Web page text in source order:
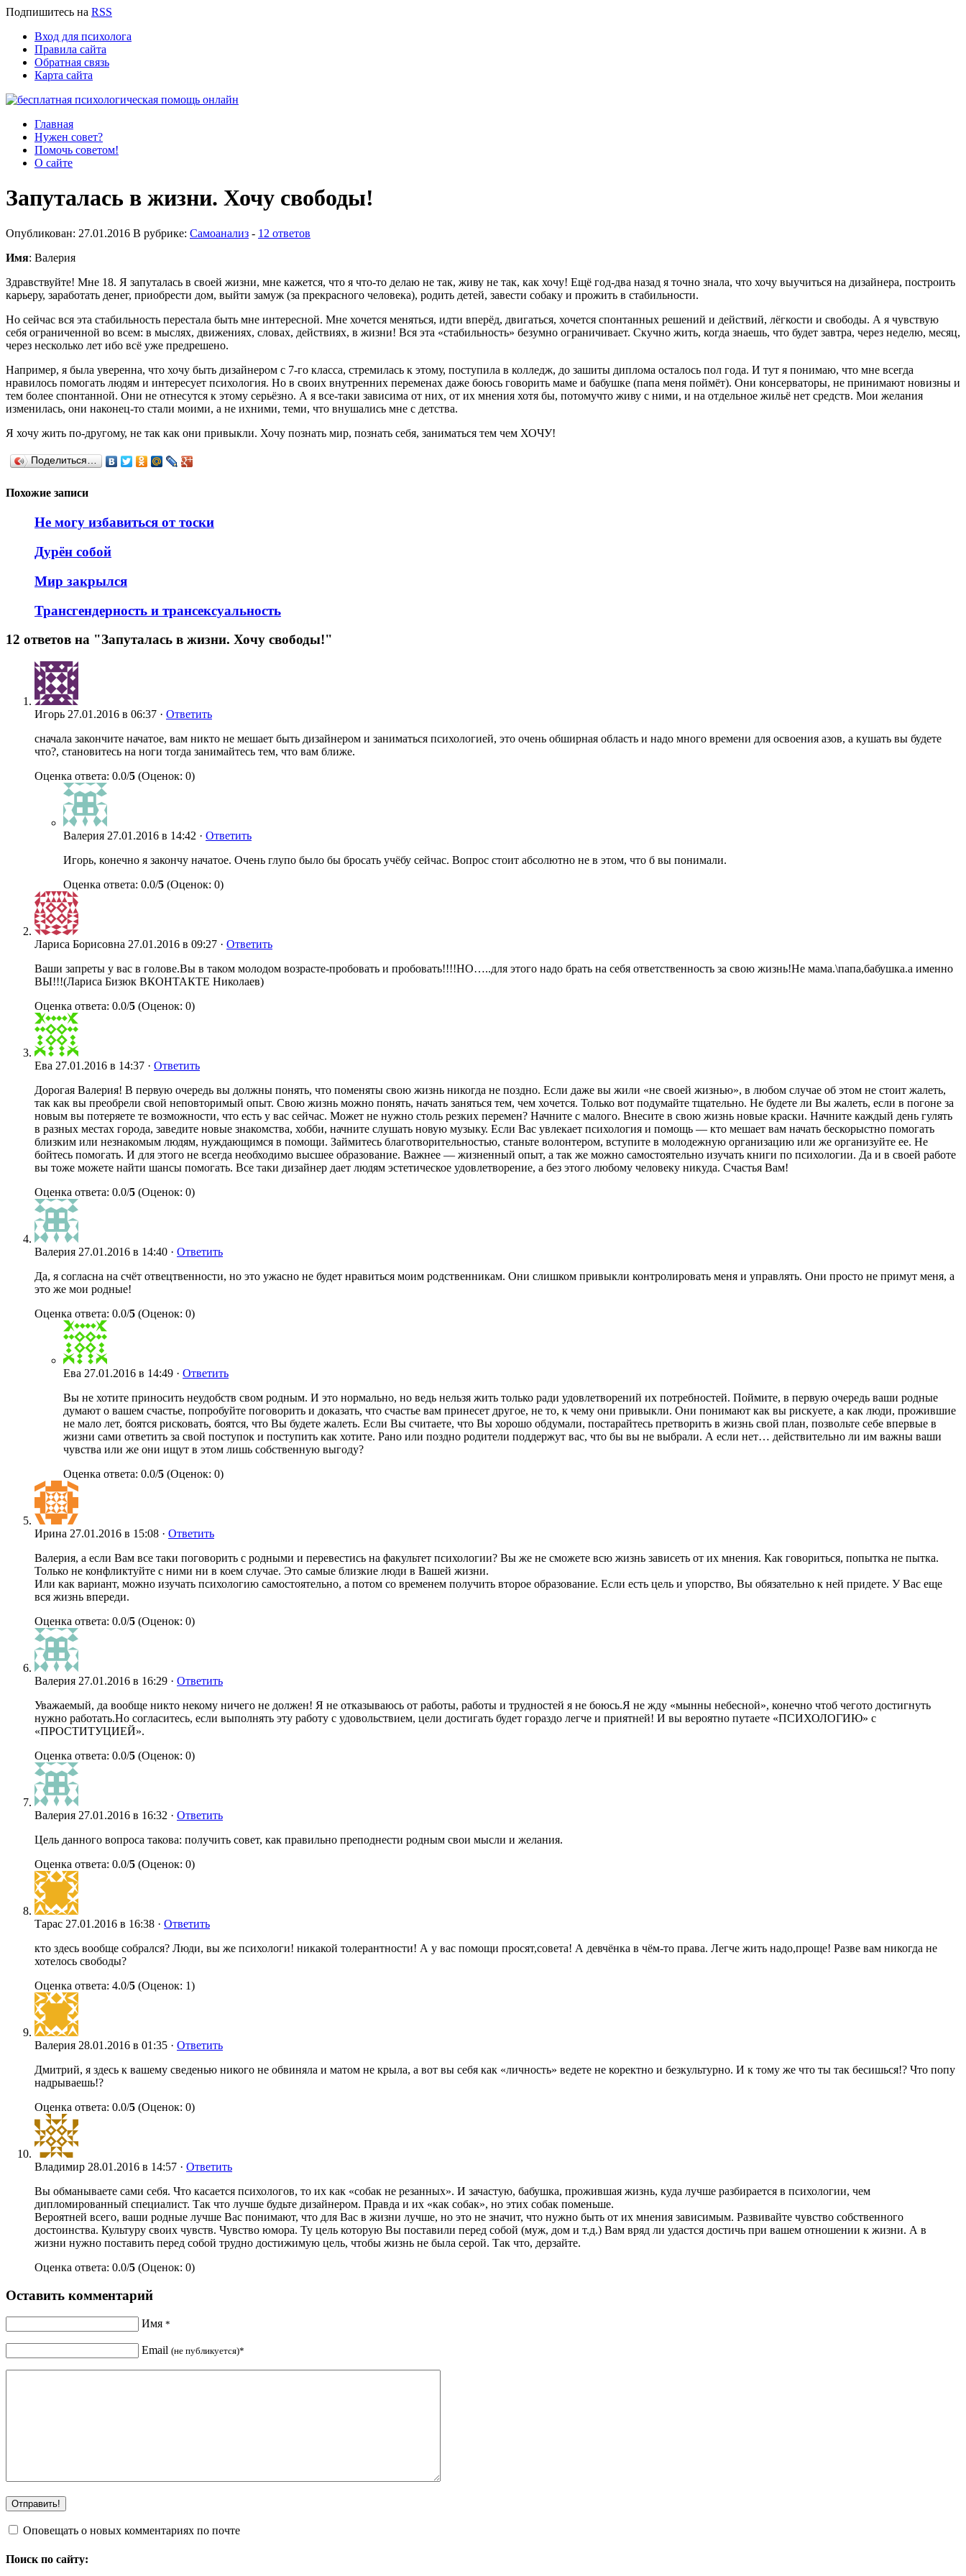
Подпишитесь на RSS
Вход для психолога
Правила сайта
Обратная связь
Карта сайта
Главная
Нужен совет?
Помочь советом!
О сайте
Запуталась в жизни. Хочу свободы!
Опубликован: 27.01.2016 В рубрике: Самоанализ - 12 ответов
Имя: Валерия
Здравствуйте! Мне 18. Я запуталась в своей жизни, мне кажется, что я что-то делаю не так, живу не так, как хочу! Ещё год-два назад я точно знала, что хочу выучиться на дизайнера, построить
карьеру, заработать денег, приобрести дом, выйти замуж (за прекрасного человека), родить детей, завести собаку и прожить в стабильности.
Но сейчас вся эта стабильность перестала быть мне интересной. Мне хочется меняться, идти вперёд, двигаться, хочется спонтанных решений и действий, лёгкости и свободы. А я чувствую
себя ограниченной во всем: в мыслях, движениях, словах, действиях, в жизни! Вся эта «стабильность» безумно ограничивает. Скучно жить, когда знаешь, что будет завтра, через неделю, месяц,
через несколько лет ибо всё уже предрешено.
Например, я была уверенна, что хочу быть дизайнером с 7-го класса, стремилась к этому, поступила в колледж, до зашиты диплома осталось пол года. И тут я понимаю, что мне всегда
нравилось помогать людям и интересует психология. Но в своих внутренних переменах даже боюсь говорить маме и бабушке (папа меня поймёт). Они консерваторы, не принимают новизны и
тем более спонтанной. Они не отнесутся к этому серьёзно. А я все-таки зависима от них, от их мнения хотя бы, потомучто живу с ними, и на отдельное жильё нет средств. Мои желания
изменилась, они наконец-то стали моими, а не ихними, теми, что внушались мне с детства.
Я хочу жить по-другому, не так как они привыкли. Хочу познать мир, познать себя, заниматься тем чем ХОЧУ!
Поделиться…
Похожие записи
Не могу избавиться от тоски
Дурён собой
Мир закрылся
Трансгендерность и трансексуальность
12 ответов на "Запуталась в жизни. Хочу свободы!"
Игорь 27.01.2016 в 06:37 · Ответить
сначала закончите начатое, вам никто не мешает быть дизайнером и заниматься психологией, это очень обширная область и надо много времени для освоения азов, а кушать вы будете
что?, становитесь на ноги тогда занимайтесь тем, что вам ближе.
Оценка ответа: 0.0/5 (Оценок: 0)
Валерия 27.01.2016 в 14:42 · Ответить
Игорь, конечно я закончу начатое. Очень глупо было бы бросать учёбу сейчас. Вопрос стоит абсолютно не в этом, что б вы понимали.
Оценка ответа: 0.0/5 (Оценок: 0)
Лариса Борисовна 27.01.2016 в 09:27 · Ответить
Ваши запреты у вас в голове.Вы в таком молодом возрасте-пробовать и пробовать!!!!НО…..для этого надо брать на себя ответственность за свою жизнь!Не мама.\папа,бабушка.а именно
ВЫ!!!(Лариса Бизюк ВКОНТАКТЕ Николаев)
Оценка ответа: 0.0/5 (Оценок: 0)
Ева 27.01.2016 в 14:37 · Ответить
Дорогая Валерия! В первую очередь вы должны понять, что поменяты свою жизнь никогда не поздно. Если даже вы жили «не своей жизнью», в любом случае об этом не стоит жалеть,
так как вы преобрели свой неповторимый опыт. Свою жизнь можно понять, начать заняться тем, чем хочется. Только вот подумайте тщательно. Не будете ли Вы жалеть, если в погоне за
новым вы потеряете те возможности, что есть у вас сейчас. Может не нужно столь резких перемен? Начните с малого. Внесите в свою жизнь новые краски. Начните каждый день гулять
в разных местах города, заведите новые знакомства, хобби, начните слушать новую музыку. Если Вас увлекает психология и помощь — кто мешает вам начать бескорыстно помогать
близким или незнакомым людям, нуждающимся в помощи. Займитесь благотворительностью, станьте волонтером, вступите в молодежную организацию или же организуйте ее. Не
бойтесь помогать. И для этого не всегда необходимо высшее образование. Важнее — жизненный опыт, а так же можно самостоятельно изучать книги по психологии. Да и в своей работе
вы тоже можете найти шансы помогать. Все таки дизайнер дает людям эстетическое удовлетворение, а без этого любому человеку никуда. Счастья Вам!
Оценка ответа: 0.0/5 (Оценок: 0)
Валерия 27.01.2016 в 14:40 · Ответить
Да, я согласна на счёт отвецтвенности, но это ужасно не будет нравиться моим родственникам. Они слишком привыкли контролировать меня и управлять. Они просто не примут меня, а
это же мои родные!
Оценка ответа: 0.0/5 (Оценок: 0)
Ева 27.01.2016 в 14:49 · Ответить
Вы не хотите приносить неудобств свом родным. И это нормально, но ведь нельзя жить только ради удовлетворений их потребностей. Поймите, в первую очередь ваши родные
думают о вашем счастье, попробуйте поговорить и доказать, что счастье вам принесет другое, не то, к чему они привыкли. Они понимают как вы рискуете, а как люди, прожившие
не мало лет, боятся рисковать, боятся, что Вы будете жалеть. Если Вы считаете, что Вы хорошо обдумали, постарайтесь претворить в жизнь свой план, позвольте себе впервые в
жизни сами ответить за свой поступок и поступить как хотите. Рано или поздно родители поддержут вас, что бы вы не выбрали. А если нет… действительно ли им важны ваши
чувства или же они ищут в этом лишь собственную выгоду?
Оценка ответа: 0.0/5 (Оценок: 0)
Ирина 27.01.2016 в 15:08 · Ответить
Валерия, а если Вам все таки поговорить с родными и перевестись на факультет психологии? Вы же не сможете всю жизнь зависеть от их мнения. Как говориться, попытка не пытка.
Только не конфликтуйте с ними ни в коем случае. Это самые близкие люди в Вашей жизни.
Или как вариант, можно изучать психологию самостоятельно, а потом со временем получить второе образование. Если есть цель и упорство, Вы обязательно к ней придете. У Вас еще
вся жизнь впереди.
Оценка ответа: 0.0/5 (Оценок: 0)
Валерия 27.01.2016 в 16:29 · Ответить
Уважаемый, да вообще никто некому ничего не должен! Я не отказываюсь от работы, работы и трудностей я не боюсь.Я не жду «мынны небесной», конечно чтоб чегото достигнуть
нужно работать.Но согласитесь, если выполнять эту работу с удовольствием, цели достигать будет гораздо легче и приятней! И вы вероятно путаете «ПСИХОЛОГИЮ» с
«ПРОСТИТУЦИЕЙ».
Оценка ответа: 0.0/5 (Оценок: 0)
Валерия 27.01.2016 в 16:32 · Ответить
Цель данного вопроса такова: получить совет, как правильно преподнести родным свои мысли и желания.
Оценка ответа: 0.0/5 (Оценок: 0)
Тарас 27.01.2016 в 16:38 · Ответить
кто здесь вообще собрался? Люди, вы же психологи! никакой толерантности! А у вас помощи просят,совета! А девчёнка в чём-то права. Легче жить надо,проще! Разве вам никогда не
хотелось свободы?
Оценка ответа: 4.0/5 (Оценок: 1)
Валерия 28.01.2016 в 01:35 · Ответить
Дмитрий, я здесь к вашему сведенью никого не обвиняла и матом не крыла, а вот вы себя как «личность» ведете не коректно и безкультурно. И к тому же что ты так бесишься!? Что попу
надрываешь!?
Оценка ответа: 0.0/5 (Оценок: 0)
Владимир 28.01.2016 в 14:57 · Ответить
Вы обманываете сами себя. Что касается психологов, то их как «собак не резанных». И зачастую, бабушка, прожившая жизнь, куда лучше разбирается в психологии, чем
дипломированный специалист. Так что лучше будьте дизайнером. Правда и их «как собак», но этих собак поменьше.
Вероятней всего, ваши родные лучше Вас понимают, что для Вас в жизни лучше, но это не значит, что нужно быть от их мнения зависимым. Развивайте чувство собственного
достоинства. Культуру своих чувств. Чувство юмора. Ту цель которую Вы поставили перед собой (муж, дом и т.д.) Вам вряд ли удастся достичь при вашем отношении к жизни. А в
жизни нужно поставить перед собой трудно достижимую цель, чтобы жизнь не была серой. Так что, дерзайте.
Оценка ответа: 0.0/5 (Оценок: 0)
Оставить комментарий
Имя *
Email (не публикуется)*
Оповещать о новых комментариях по почте
Поиск по сайту: